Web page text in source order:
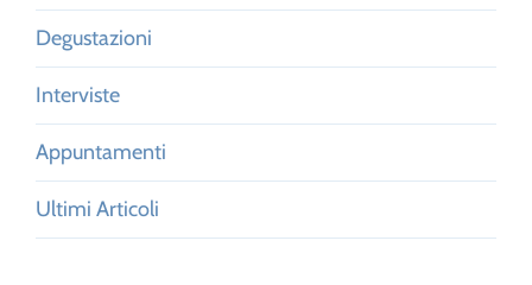
Degustazioni
Interviste
Appuntamenti
Ultimi Articoli